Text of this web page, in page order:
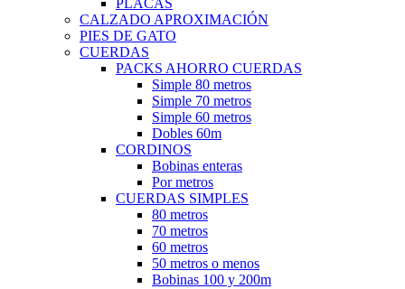
PLACAS
CALZADO APROXIMACIÓN
PIES DE GATO
CUERDAS
PACKS AHORRO CUERDAS
Simple 80 metros
Simple 70 metros
Simple 60 metros
Dobles 60m
CORDINOS
Bobinas enteras
Por metros
CUERDAS SIMPLES
80 metros
70 metros
60 metros
50 metros o menos
Bobinas 100 y 200m